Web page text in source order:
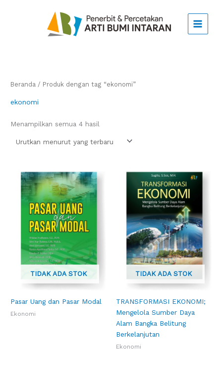
Beranda / Produk dengan tag “ekonomi”
ekonomi
Menampilkan semua 4 hasil
terbaru
TIDAK ADA STOK
Pasar Uang dan Pasar Modal
Ekonomi
TIDAK ADA STOK
TRANSFORMASI EKONOMI;
Mengelola Sumber Daya
Alam Bangka Belitung
Berkelanjutan
Ekonomi